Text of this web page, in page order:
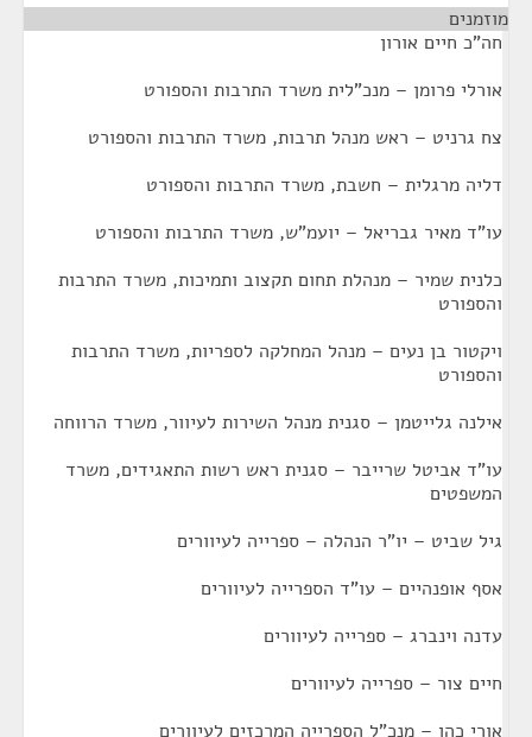
מוזמנים
חה"כ חיים אורון
אורלי פרומן – מנכ"לית משרד התרבות והספורט
צח גרניט – ראש מנהל תרבות, משרד התרבות והספורט
דליה מרגלית – חשבת, משרד התרבות והספורט
עו"ד מאיר גבריאל – יועמ"ש, משרד התרבות והספורט
כלנית שמיר – מנהלת תחום תקצוב ותמיכות, משרד התרבות
והספורט
ויקטור בן נעים – מנהל המחלקה לספריות, משרד התרבות
והספורט
אילנה גלייטמן – סגנית מנהל השירות לעיוור, משרד הרווחה
עו"ד אביטל שרייבר – סגנית ראש רשות התאגידים, משרד
המשפטים
גיל שביט – יו"ר הנהלה – ספרייה לעיוורים
אסף אופנהיים – עו"ד הספרייה לעיוורים
עדנה וינברג – ספרייה לעיוורים
חיים צור – ספרייה לעיוורים
אורי כהן – מנכ"ל הספרייה המרכזים לעיוורים